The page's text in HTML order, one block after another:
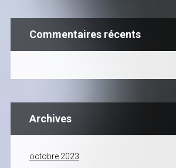
Commentaires récents
Archives
octobre 2023